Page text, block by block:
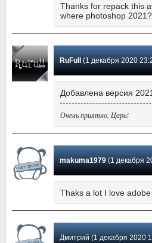
Thanks for repack this
where photoshop 2021?
RuFull(1 декабря 2020 23:20)
Добавлена версия
Очень приятно, Царь!
makuma1979(1 декабря 2020
Thaks a lot I love